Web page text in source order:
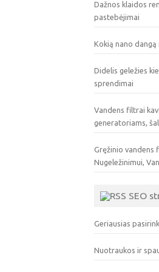
Dažnos klaidos
pastebėjimai
Kokią nano
Didelis geležies
sprendimai
Vandens filtrai
generatoriams,
Gręžinio vandens
Nugeležinimui,
SEO
Geriausias
Nuotraukos ir